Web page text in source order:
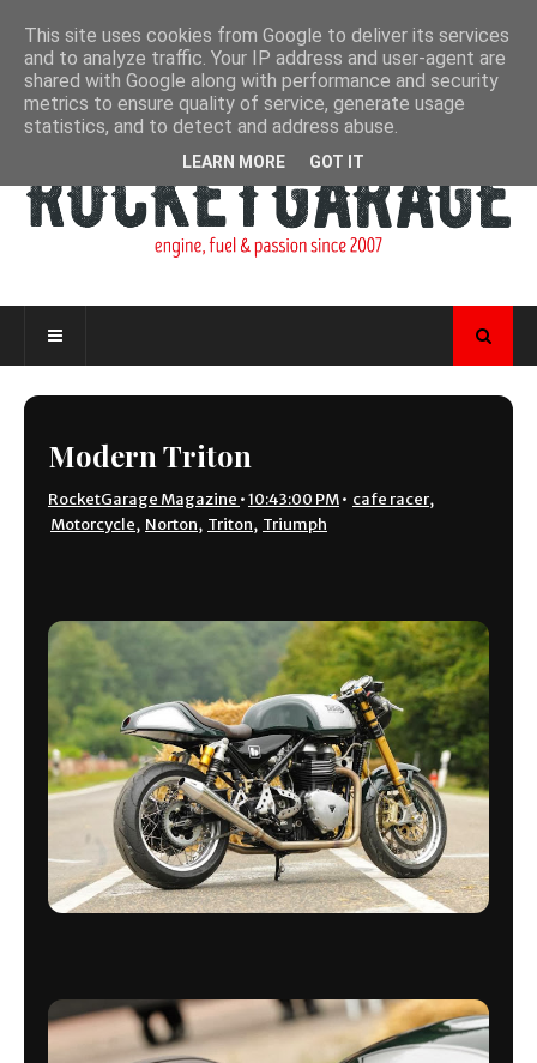
Modern Triton
RocketGarage Magazine •10:43:00 PM• cafe racer,
Motorcycle, Norton, Triton, Triumph
This site uses cookies from Google to deliver its services
and to analyze traffic. Your IP address and user-agent are
shared with Google along with performance and security
metrics to ensure quality of service, generate usage
statistics, and to detect and address abuse.
LEARN MORE GOT IT